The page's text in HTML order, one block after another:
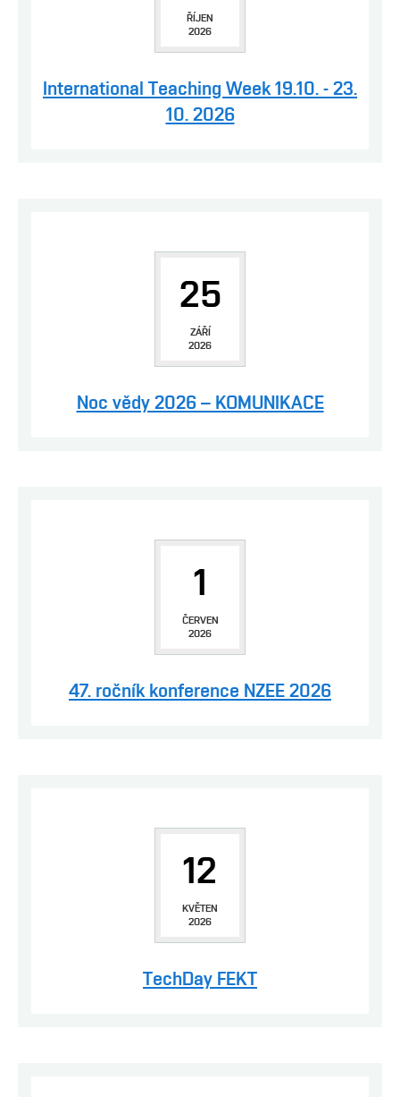
KONTAKT
ŘÍJEN
2026
International Teaching Week 19.10. - 23.
10. 2026
25
ZÁŘÍ
2026
Noc vědy 2026 – KOMUNIKACE
1
ČERVEN
2026
47. ročník konference NZEE 2026
12
KVĚTEN
2026
TechDay FEKT